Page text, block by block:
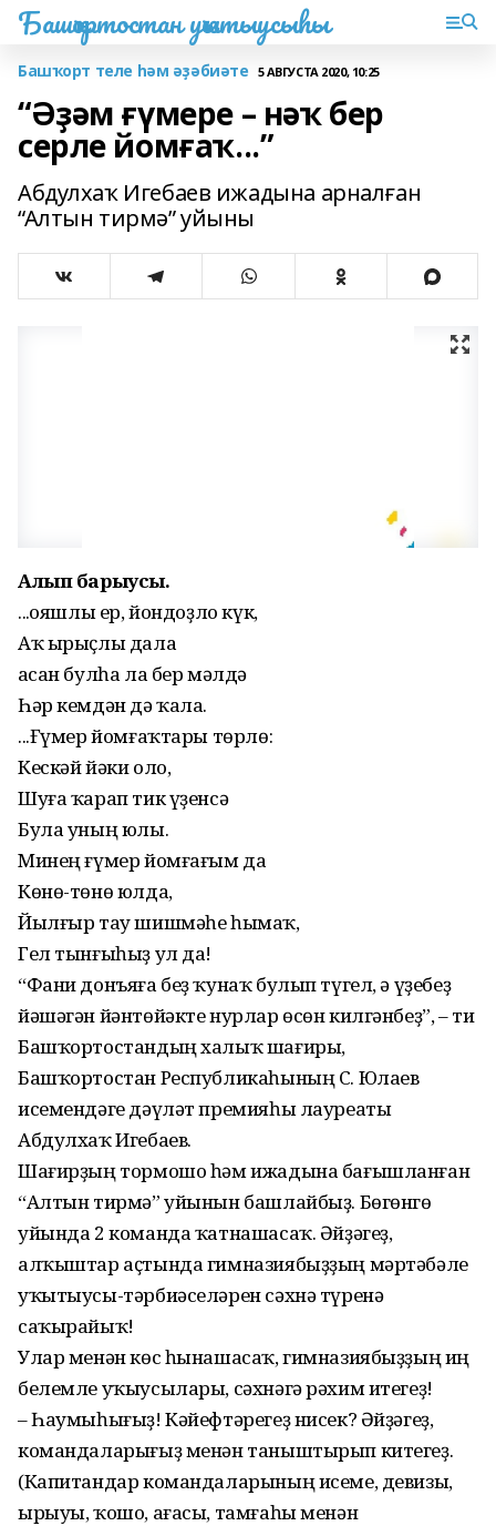
Башҡортостан уҡытыусыһы
Башҡорт теле һәм әҙәбиәте 5 АВГУСТА 2020, 10:25
“Әҙәм ғүмере – нәҡ бер
серле йомғаҡ...”
Абдулхаҡ Игебаев ижадына арналған
“Алтын тирмә” уйыны
Алып барыусы.
...Ҡояшлы ер, йондоҙло күк,
Аҡ ырыҫлы дала
Ҡасан булһа ла бер мәлдә
Һәр кемдән дә ҡала.
...Ғүмер йомғаҡтары төрлө:
Кескәй йәки оло,
Шуға ҡарап тик үҙенсә
Була уның юлы.
Минең ғүмер йомғағым да
Көнө-төнө юлда,
Йылғыр тау шишмәһе һымаҡ,
Гел тынғыһыҙ ул да!
“Фани донъяға беҙ ҡунаҡ булып түгел, ә үҙебеҙ
йәшәгән йәнтөйәкте нурлар өсөн килгәнбеҙ”, – ти
Башҡортостандың халыҡ шағиры,
Башҡортостан Республикаһының С. Юлаев
исемендәге дәүләт премияһы лауреаты
Абдулхаҡ Игебаев.
Шағирҙың тормошо һәм ижадына бағышланған
“Алтын тирмә” уйынын баш­лайбыҙ. Бөгөнгө
уйында 2 команда ҡатнашасаҡ. Әйҙәгеҙ,
алҡыштар аҫтында гимназиябыҙҙың мәртәбәле
уҡытыу­сы-тәрбиәселәрен сәхнә түренә
саҡырайыҡ!
Улар менән көс һынашасаҡ, гимназиябыҙҙың иң
белемле уҡыусылары, сәхнәгә рәхим итегеҙ!
– Һаумыһығыҙ! Кәйефтәрегеҙ нисек? Әйҙәгеҙ,
командаларығыҙ менән таныштырып китегеҙ.
(Капитандар командаларының исеме, девизы,
ырыуы, ҡошо, ағасы, тамғаһы менән